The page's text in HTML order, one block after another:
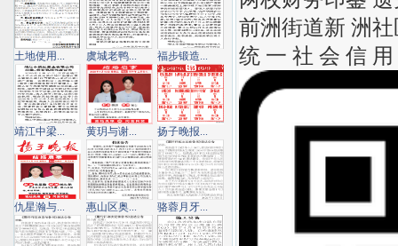
前洲街道新 洲
统 一 社 会 信
土地使用... 虞城老鸭... 福步锻造...
靖江中梁... 黄玥与谢... 扬子晚报...
仇星瀚与... 惠山区奥... 骆蓉月牙...